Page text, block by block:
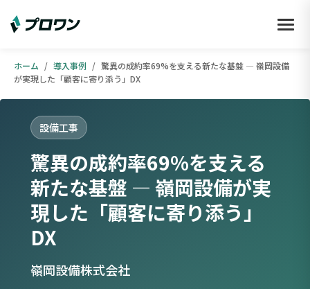
ホーム / 導入事例 / 驚異の成約率69%を支える新たな基盤 ― 嶺岡設備
が実現した「顧客に寄り添う」DX
設備工事
驚異の成約率69%を支える
新たな基盤 ― 嶺岡設備が実
現した「顧客に寄り添う」
DX
嶺岡設備株式会社